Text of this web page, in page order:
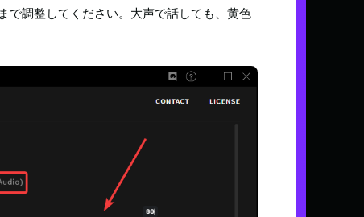
で調整してください。大声で話しても、黄色